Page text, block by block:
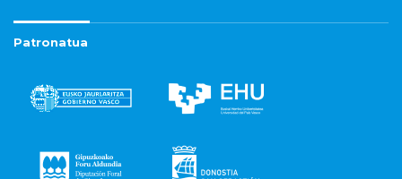
Patronatua